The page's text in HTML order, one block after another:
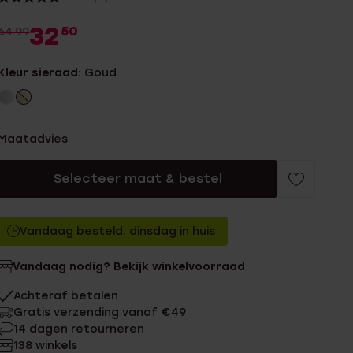
32 50
sieraad: Goud
Selecteer maat & bestel
Vandaag besteld, dinsdag in huis
Vandaag nodig? Bekijk winkelvoorraad
Achteraf betalen
Gratis verzending vanaf €49
14 dagen retourneren
138 winkels